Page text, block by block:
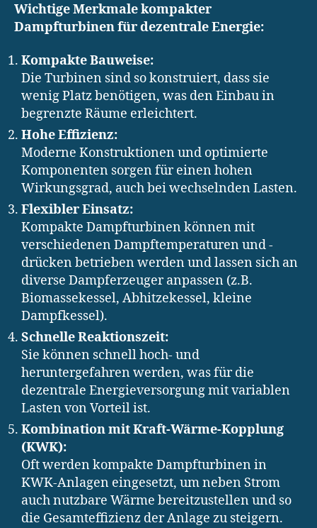
Wichtige Merkmale kompakter
Dampfturbinen für dezentrale Energie:
Kompakte Bauweise:
Die Turbinen sind so konstruiert, dass sie
wenig Platz benötigen, was den Einbau in
begrenzte Räume erleichtert.
Hohe Effizienz:
Moderne Konstruktionen und optimierte
Komponenten sorgen für einen hohen
Wirkungsgrad, auch bei wechselnden Lasten.
Flexibler Einsatz:
Kompakte Dampfturbinen können mit
verschiedenen Dampftemperaturen und -
drücken betrieben werden und lassen sich an
diverse Dampferzeuger anpassen (z.B.
Biomassekessel, Abhitzekessel, kleine
Dampfkessel).
Schnelle Reaktionszeit:
Sie können schnell hoch- und
heruntergefahren werden, was für die
dezentrale Energieversorgung mit variablen
Lasten von Vorteil ist.
Kombination mit Kraft-Wärme-Kopplung
(KWK):
Oft werden kompakte Dampfturbinen in
KWK-Anlagen eingesetzt, um neben Strom
auch nutzbare Wärme bereitzustellen und so
die Gesamteffizienz der Anlage zu steigern.